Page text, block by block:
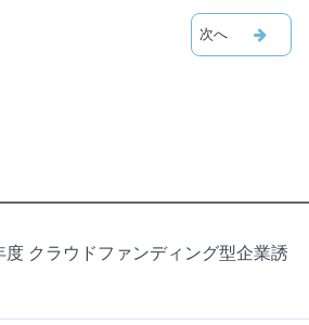
クラウドファンディング型企業誘